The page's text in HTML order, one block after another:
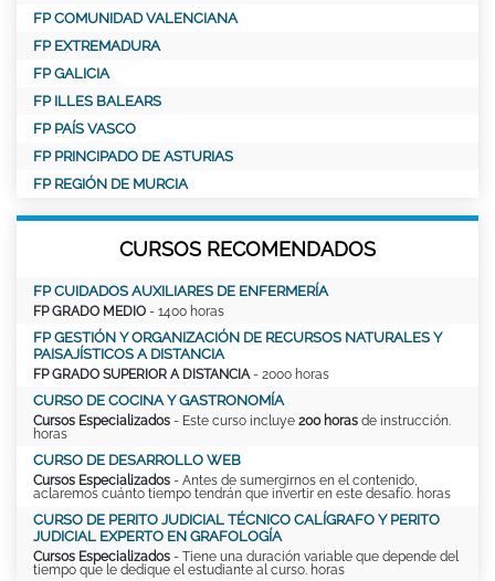
FP COMUNIDAD VALENCIANA
FP EXTREMADURA
FP GALICIA
FP ILLES BALEARS
FP PAÍS VASCO
FP PRINCIPADO DE ASTURIAS
FP REGIÓN DE MURCIA
CURSOS RECOMENDADOS
FP CUIDADOS AUXILIARES DE ENFERMERÍA
FP GRADO MEDIO - 1400 horas
FP GESTIÓN Y ORGANIZACIÓN DE RECURSOS NATURALES Y
PAISAJÍSTICOS A DISTANCIA
FP GRADO SUPERIOR A DISTANCIA - 2000 horas
CURSO DE COCINA Y GASTRONOMÍA
Cursos Especializados - Este curso incluye 200 horas de instrucción.
horas
CURSO DE DESARROLLO WEB
Cursos Especializados - Antes de sumergirnos en el contenido,
aclaremos cuánto tiempo tendrán que invertir en este desafío. horas
CURSO DE PERITO JUDICIAL TÉCNICO CALÍGRAFO Y PERITO
JUDICIAL EXPERTO EN GRAFOLOGÍA
Cursos Especializados - Tiene una duración variable que depende del
tiempo que le dedique el estudiante al curso. horas